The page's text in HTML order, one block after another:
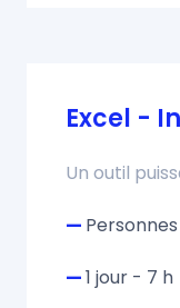
Excel -
Un outil
—
—1 jour - 7 h